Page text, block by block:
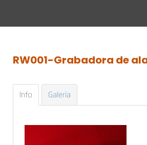
RW001-Grabadora de
Info Galería